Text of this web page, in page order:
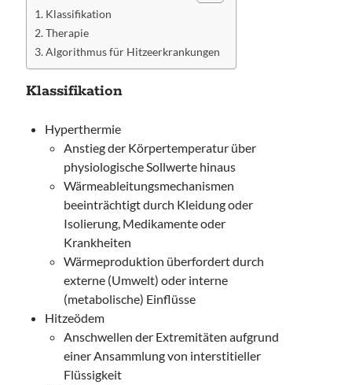
Klassifikation
Therapie
Algorithmus für Hitzeerkrankungen
Klassifikation
Hyperthermie
Anstieg der Körpertemperatur über
physiologische Sollwerte hinaus
Wärmeableitungsmechanismen
beeinträchtigt durch Kleidung oder
Isolierung, Medikamente oder
Krankheiten
Wärmeproduktion überfordert durch
externe (Umwelt) oder interne
(metabolische) Einflüsse
Hitzeödem
Anschwellen der Extremitäten aufgrund
einer Ansammlung von interstitieller
Flüssigkeit